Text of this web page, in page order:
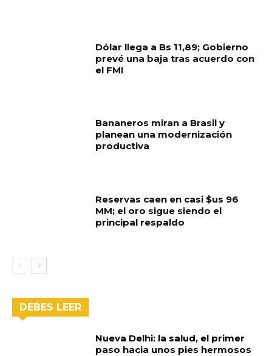
Dólar llega a Bs 11,89; Gobierno
prevé una baja tras acuerdo con
el FMI
Bananeros miran a Brasil y
planean una modernización
productiva
Reservas caen en casi $us 96
MM; el oro sigue siendo el
principal respaldo
DEBES LEER
Nueva Delhi: la salud, el primer
paso hacia unos pies hermosos